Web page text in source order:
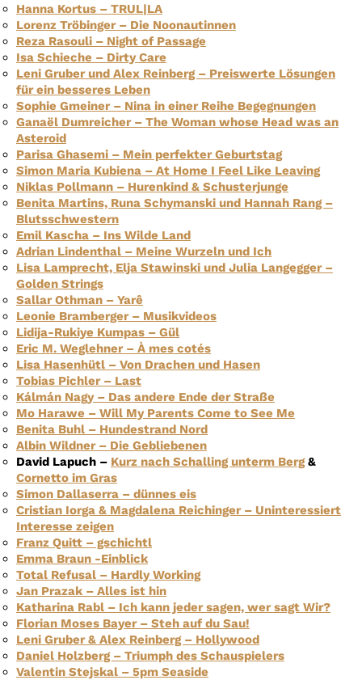
Hanna Kortus – TRUL|LA
Lorenz Tröbinger – Die Noonautinnen
Reza Rasouli – Night of Passage
Isa Schieche – Dirty Care
Leni Gruber und Alex Reinberg – Preiswerte Lösungen
für ein besseres Leben
Sophie Gmeiner – Nina in einer Reihe Begegnungen
Ganaël Dumreicher – The Woman whose Head was an
Asteroid
Parisa Ghasemi – Mein perfekter Geburtstag
Simon Maria Kubiena – At Home I Feel Like Leaving
Niklas Pollmann – Hurenkind & Schusterjunge
Benita Martins, Runa Schymanski und Hannah Rang –
Blutsschwestern
Emil Kascha – Ins Wilde Land
Adrian Lindenthal – Meine Wurzeln und Ich
Lisa Lamprecht, Elja Stawinski und Julia Langegger –
Golden Strings
Sallar Othman – Yarê
Leonie Bramberger – Musikvideos
Lidija-Rukiye Kumpas – Gül
Eric M. Weglehner – À mes cotés
Lisa Hasenhütl – Von Drachen und Hasen
Tobias Pichler – Last
Kálmán Nagy – Das andere Ende der Straße
Mo Harawe – Will My Parents Come to See Me
Benita Buhl – Hundestrand Nord
Albin Wildner – Die Gebliebenen
David Lapuch – Kurz nach Schalling unterm Berg&
Cornetto im Gras
Simon Dallaserra – dünnes eis
Cristian Iorga & Magdalena Reichinger – Uninteressiert
Interesse zeigen
Franz Quitt – gschichtl
Emma Braun -Einblick
Total Refusal – Hardly Working
Jan Prazak – Alles ist hin
Katharina Rabl – Ich kann jeder sagen, wer sagt Wir?
Florian Moses Bayer – Steh auf du Sau!
Leni Gruber & Alex Reinberg – Hollywood
Daniel Holzberg – Triumph des Schauspielers
Valentin Stejskal – 5pm Seaside